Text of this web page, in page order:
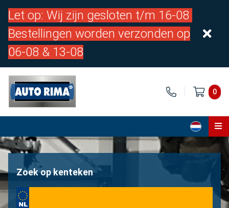
Let op: Wij zijn gesloten t/m 16-08
Bestellingen worden verzonden op
06-08 & 13-08
0
Home
Over ons
Zoek op kenteken